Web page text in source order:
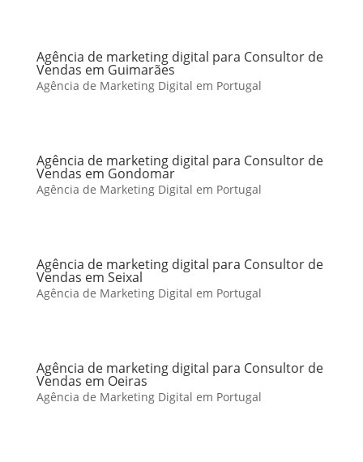
Agência de marketing digital para Consultor de
Vendas em Guimarães
Agência de Marketing Digital em Portugal
Agência de marketing digital para Consultor de
Vendas em Gondomar
Agência de Marketing Digital em Portugal
Agência de marketing digital para Consultor de
Vendas em Seixal
Agência de Marketing Digital em Portugal
Agência de marketing digital para Consultor de
Vendas em Oeiras
Agência de Marketing Digital em Portugal